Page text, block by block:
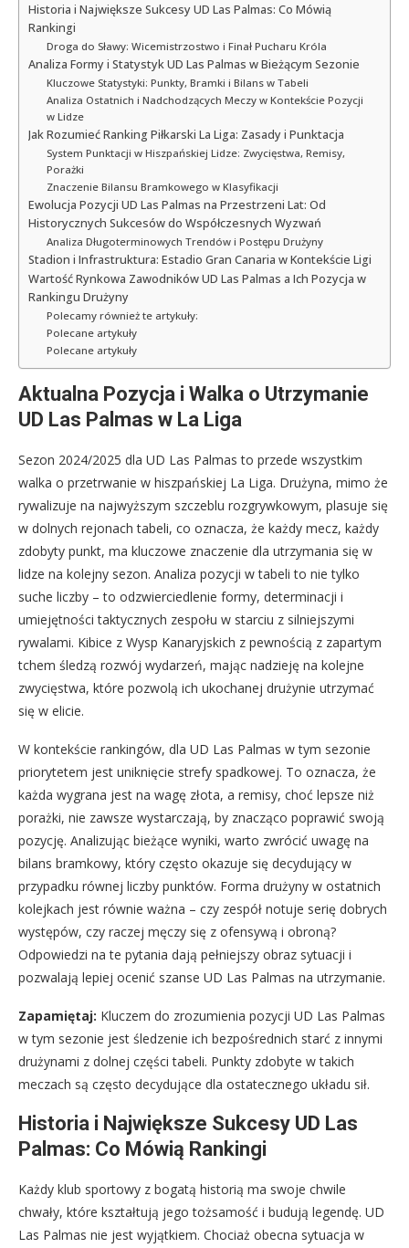
Historia i Największe Sukcesy UD Las Palmas: Co Mówią
Rankingi
Droga do Sławy: Wicemistrzostwo i Finał Pucharu Króla
Analiza Formy i Statystyk UD Las Palmas w Bieżącym Sezonie
Kluczowe Statystyki: Punkty, Bramki i Bilans w Tabeli
Analiza Ostatnich i Nadchodzących Meczy w Kontekście Pozycji
w Lidze
Jak Rozumieć Ranking Piłkarski La Liga: Zasady i Punktacja
System Punktacji w Hiszpańskiej Lidze: Zwycięstwa, Remisy,
Porażki
Znaczenie Bilansu Bramkowego w Klasyfikacji
Ewolucja Pozycji UD Las Palmas na Przestrzeni Lat: Od
Historycznych Sukcesów do Współczesnych Wyzwań
Analiza Długoterminowych Trendów i Postępu Drużyny
Stadion i Infrastruktura: Estadio Gran Canaria w Kontekście Ligi
Wartość Rynkowa Zawodników UD Las Palmas a Ich Pozycja w
Rankingu Drużyny
Polecamy również te artykuły:
Polecane artykuły
Polecane artykuły
Aktualna Pozycja i Walka o Utrzymanie
UD Las Palmas w La Liga
Sezon 2024/2025 dla UD Las Palmas to przede wszystkim
walka o przetrwanie w hiszpańskiej La Liga. Drużyna, mimo że
rywalizuje na najwyższym szczeblu rozgrywkowym, plasuje się
w dolnych rejonach tabeli, co oznacza, że każdy mecz, każdy
zdobyty punkt, ma kluczowe znaczenie dla utrzymania się w
lidze na kolejny sezon. Analiza pozycji w tabeli to nie tylko
suche liczby – to odzwierciedlenie formy, determinacji i
umiejętności taktycznych zespołu w starciu z silniejszymi
rywalami. Kibice z Wysp Kanaryjskich z pewnością z zapartym
tchem śledzą rozwój wydarzeń, mając nadzieję na kolejne
zwycięstwa, które pozwolą ich ukochanej drużynie utrzymać
się w elicie.
W kontekście rankingów, dla UD Las Palmas w tym sezonie
priorytetem jest uniknięcie strefy spadkowej. To oznacza, że
każda wygrana jest na wagę złota, a remisy, choć lepsze niż
porażki, nie zawsze wystarczają, by znacząco poprawić swoją
pozycję. Analizując bieżące wyniki, warto zwrócić uwagę na
bilans bramkowy, który często okazuje się decydujący w
przypadku równej liczby punktów. Forma drużyny w ostatnich
kolejkach jest równie ważna – czy zespół notuje serię dobrych
występów, czy raczej męczy się z ofensywą i obroną?
Odpowiedzi na te pytania dają pełniejszy obraz sytuacji i
pozwalają lepiej ocenić szanse UD Las Palmas na utrzymanie.
Zapamiętaj: Kluczem do zrozumienia pozycji UD Las Palmas
w tym sezonie jest śledzenie ich bezpośrednich starć z innymi
drużynami z dolnej części tabeli. Punkty zdobyte w takich
meczach są często decydujące dla ostatecznego układu sił.
Historia i Największe Sukcesy UD Las
Palmas: Co Mówią Rankingi
Każdy klub sportowy z bogatą historią ma swoje chwile
chwały, które kształtują jego tożsamość i budują legendę. UD
Las Palmas nie jest wyjątkiem. Chociaż obecna sytuacja w